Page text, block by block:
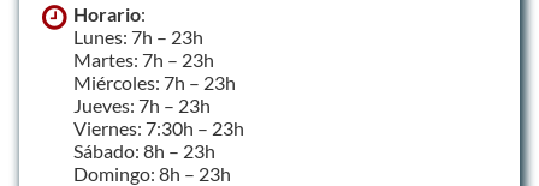
Horario:
Lunes: 7h – 23h
Martes: 7h – 23h
Miércoles: 7h – 23h
Jueves: 7h – 23h
Viernes: 7:30h – 23h
Sábado: 8h – 23h
Domingo: 8h – 23h